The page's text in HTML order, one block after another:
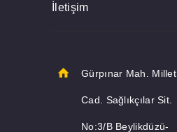
İletişim
Gürpınar Mah. Millet
Cad. Sağlıkçılar Sit.
No:3/B Beylikdüzü-